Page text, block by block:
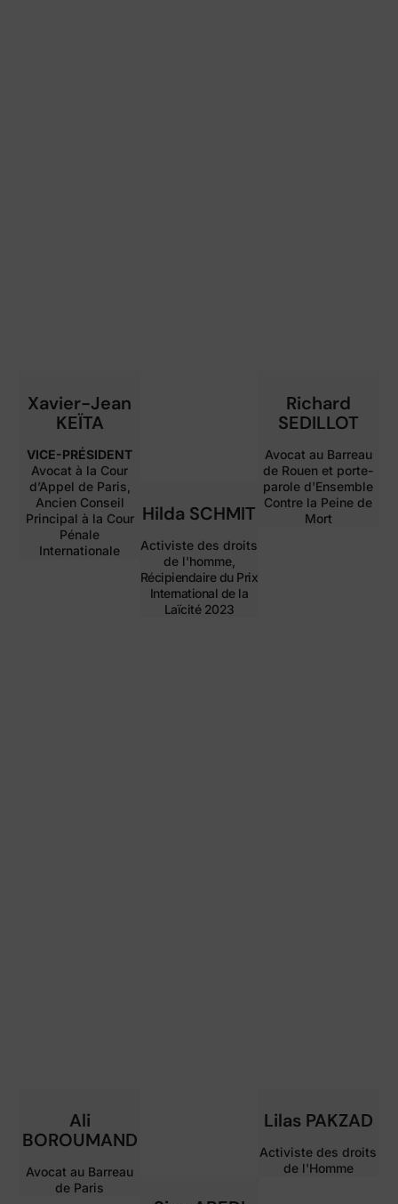
Xavier-Jean
KEÏTA
VICE-PRÉSIDENT
Avocat à la Cour
d’Appel de Paris,
Ancien Conseil
Principal à la Cour
Pénale
Internationale
Hilda SCHMIT
Activiste des droits
de l'homme,
Récipiendaire du Prix
International de la
Laïcité 2023
Richard
SEDILLOT
Avocat au Barreau
de Rouen et porte-
parole d'Ensemble
Contre la Peine de
Mort
Ali
BOROUMAND
Avocat au Barreau
de Paris
Lilas PAKZAD
Activiste des droits
de l'Homme